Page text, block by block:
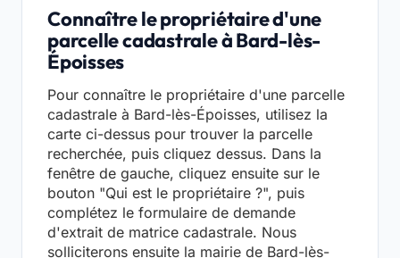
Connaître le propriétaire d'une
parcelle cadastrale à Bard-lès-
Époisses
Pour connaître le propriétaire d'une parcelle
cadastrale à Bard-lès-Époisses, utilisez la
carte ci-dessus pour trouver la parcelle
recherchée, puis cliquez dessus. Dans la
fenêtre de gauche, cliquez ensuite sur le
bouton "Qui est le propriétaire ?", puis
complétez le formulaire de demande
d'extrait de matrice cadastrale. Nous
solliciterons ensuite la mairie de Bard-lès-